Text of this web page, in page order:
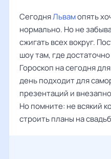
СегодняЛьвамопять
нормально. Но не
сжигать всех вокруг.
шоу там, где
Гороскоп на сегодня
день подходит для
презентаций и
Но помните: не всякий
строить планы на